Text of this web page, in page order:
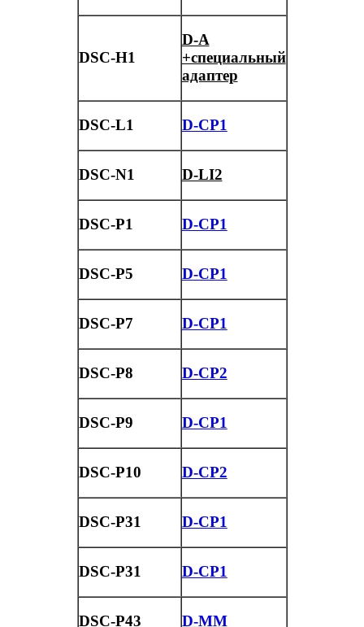
DSC-H1
D-A
+специальный
адаптер
DSC-L1 D-CP1
DSC-N1 D-LI2
DSC-P1 D-CP1
DSC-P5 D-CP1
DSC-P7 D-CP1
DSC-P8 D-CP2
DSC-P9 D-CP1
DSC-P10 D-CP2
DSC-P31 D-CP1
DSC-P31 D-CP1
DSC-P43 D-MM